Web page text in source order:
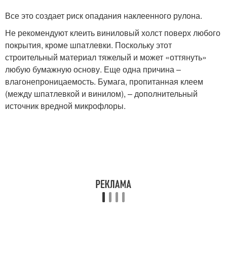
Все это создает риск опадания наклеенного рулона.
Не рекомендуют клеить виниловый холст поверх любого
покрытия, кроме шпатлевки. Поскольку этот
строительный материал тяжелый и может «оттянуть»
любую бумажную основу. Еще одна причина –
влагонепроницаемость. Бумага, пропитанная клеем
(между шпатлевкой и винилом), – дополнительный
источник вредной микрофлоры.